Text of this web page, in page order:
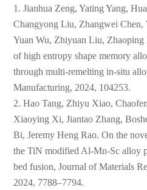
1. Jianhua Zeng, Yating Yang,
Changyong Liu, Zhangwei
Yuan Wu, Zhiyuan Liu,
of high entropy shape memory
through multi-remelting in-situ
Manufacturing, 2024, 104253.
2. Hao Tang, Zhiyu Xiao,
Xiaoying Xi, Jiantao Zhang,
Bi, Jeremy Heng Rao. On the
the TiN modified Al-Mn-Sc alloy
bed fusion, Journal of Materials
2024, 7788–7794.